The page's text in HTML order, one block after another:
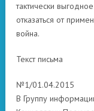
тактически
отказаться от
война.
Текст письма
№1/01.04.2015
В Группу